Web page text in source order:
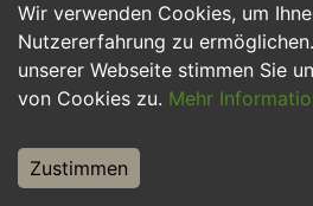
Wir verwenden Cookies, um
Nutzererfahrung zu
unserer Webseite stimmen Sie
von Cookies zu. Mehr
Zustimmen
Personalwesen Assistenz,
Hilfskräfte, Aushilfs- und
Weiterbildung, Studium, duale